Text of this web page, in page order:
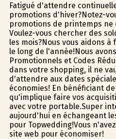
Fatigué d'attendre
promotions d'hiver?Notez-
promotions de printemps ne
Voulez-vous chercher des
les mois?Nous vous aidons
le long de l'année!Nous
Promotionnels et Codes
dans votre shopping, il ne
d'attendre aux dates
économies! En bénéficiant
qu'implique faire vos
avec votre portable.Super
aujourd'hui en échangeant
pour Topwedding!Vous
site web pour économiser!